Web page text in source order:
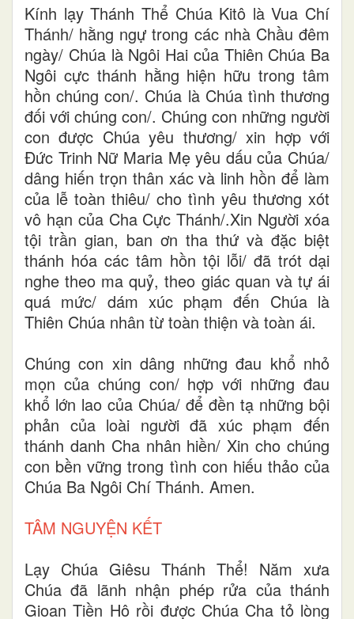
Kính lạy Thánh Thể Chúa Kitô là Vua Chí
Thánh/ hằng ngự trong các nhà Chầu đêm
ngày/ Chúa là Ngôi Hai của Thiên Chúa Ba
Ngôi cực thánh hằng hiện hữu trong tâm
hồn chúng con/. Chúa là Chúa tình thương
đối với chúng con/. Chúng con những người
con được Chúa yêu thương/ xin hợp với
Đức Trinh Nữ Maria Mẹ yêu dấu của Chúa/
dâng hiến trọn thân xác và linh hồn để làm
của lễ toàn thiêu/ cho tình yêu thương xót
vô hạn của Cha Cực Thánh/.Xin Người xóa
tội trần gian, ban ơn tha thứ và đặc biệt
thánh hóa các tâm hồn tội lỗi/ đã trót dại
nghe theo ma quỷ, theo giác quan và tự ái
quá mức/ dám xúc phạm đến Chúa là
Thiên Chúa nhân từ toàn thiện và toàn ái.
Chúng con xin dâng những đau khổ nhỏ
mọn của chúng con/ hợp với những đau
khổ lớn lao của Chúa/ để đền tạ những bội
phản của loài người đã xúc phạm đến
thánh danh Cha nhân hiền/ Xin cho chúng
con bền vững trong tình con hiếu thảo của
Chúa Ba Ngôi Chí Thánh. Amen.
TÂM NGUYỆN KẾT
Lạy Chúa Giêsu Thánh Thể! Năm xưa
Chúa đã lãnh nhận phép rửa của thánh
Gioan Tiền Hô rồi được Chúa Cha tỏ lòng